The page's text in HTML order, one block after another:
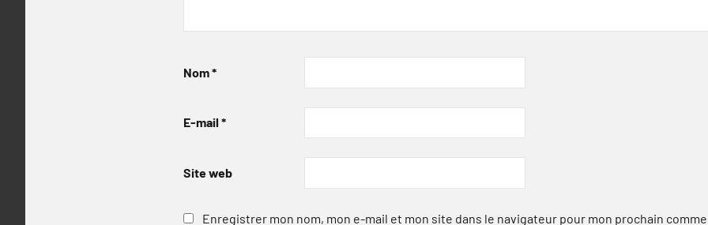
Nom*
E-mail *
Site web
Enregistrer mon nom, mon e-mail et mon site dans le navigateur pour mon prochain